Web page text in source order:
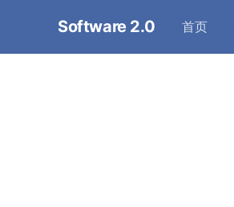
Software 2.0 首页